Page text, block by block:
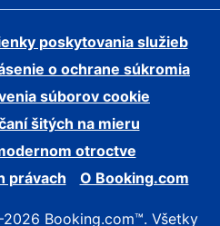
poskytovania služieb
o ochrane súkromia
súborov cookie
šitých na mieru
otroctve
právach
O Booking.com
Booking.com™. Všetky